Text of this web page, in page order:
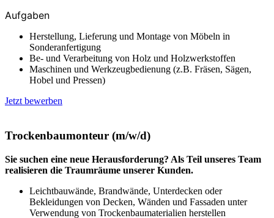
Aufgaben
Herstellung, Lieferung und Montage von Möbeln in
Sonderanfertigung
Be- und Verarbeitung von Holz und Holzwerkstoffen
Maschinen und Werkzeugbedienung (z.B. Fräsen, Sägen,
Hobel und Pressen)
Jetzt bewerben
Trockenbaumonteur (m/w/d)
Sie suchen eine neue Herausforderung? Als Teil unseres Team
realisieren die Traumräume unserer Kunden.
Leichtbauwände, Brandwände, Unterdecken oder
Bekleidungen von Decken, Wänden und Fassaden unter
Verwendung von Trockenbaumaterialien herstellen